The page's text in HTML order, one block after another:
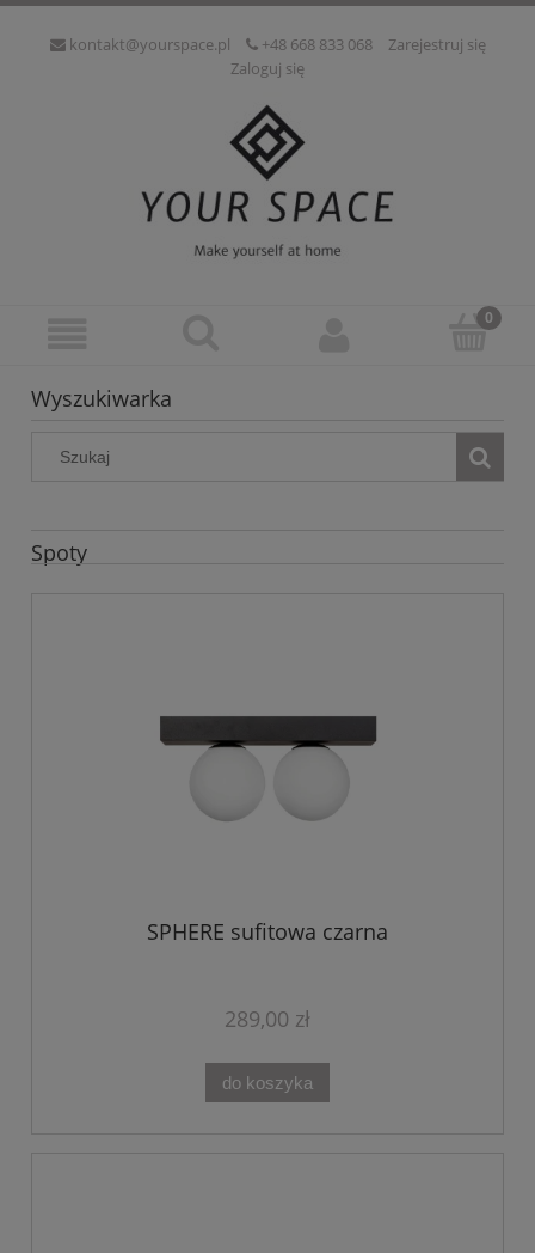
kontakt@yourspace.pl +48 668 833 068
Zarejestruj się
Zaloguj się
Wyszukiwarka
Spoty
SPHERE sufitowa czarna
289,00 zł
do koszyka